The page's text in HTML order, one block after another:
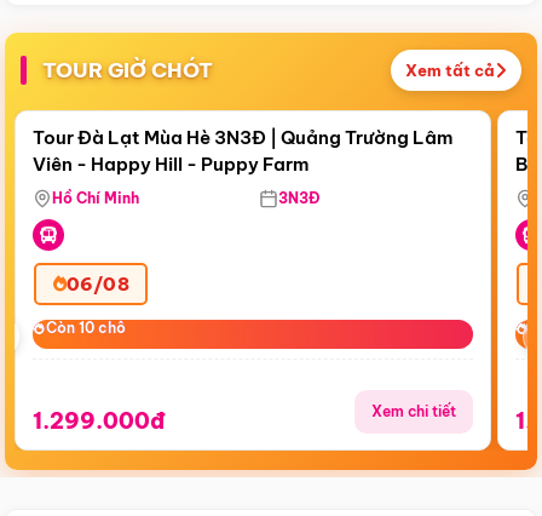
TOUR GIỜ CHÓT Xem tất cả
Còn20:17:02
Điểm nổi bật
Tour Đà Lạt Mùa Hè 3N3Đ | Quảng Trường Lâm
Viên - Happy Hill - Puppy Farm
Hồ Chí Minh 3N3Đ
06/08
Còn 10 chỗ
Còn 10 chỗ
1.299.000đ Xem chi tiết